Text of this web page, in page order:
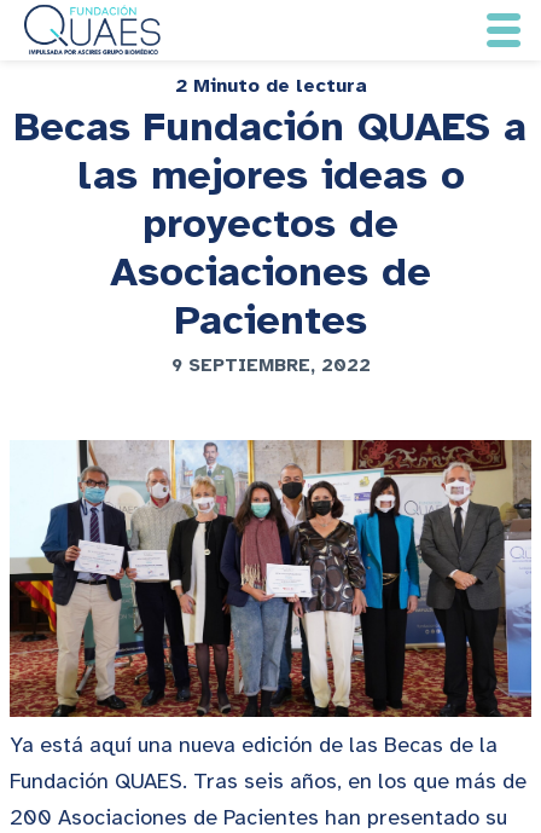
2 Minuto de lectura
Becas Fundación QUAES a
las mejores ideas o
proyectos de
Asociaciones de
Pacientes
9 SEPTIEMBRE, 2022
Ya está aquí una nueva edición de las Becas de la
Fundación QUAES. Tras seis años, en los que más de
200 Asociaciones de Pacientes han presentado su